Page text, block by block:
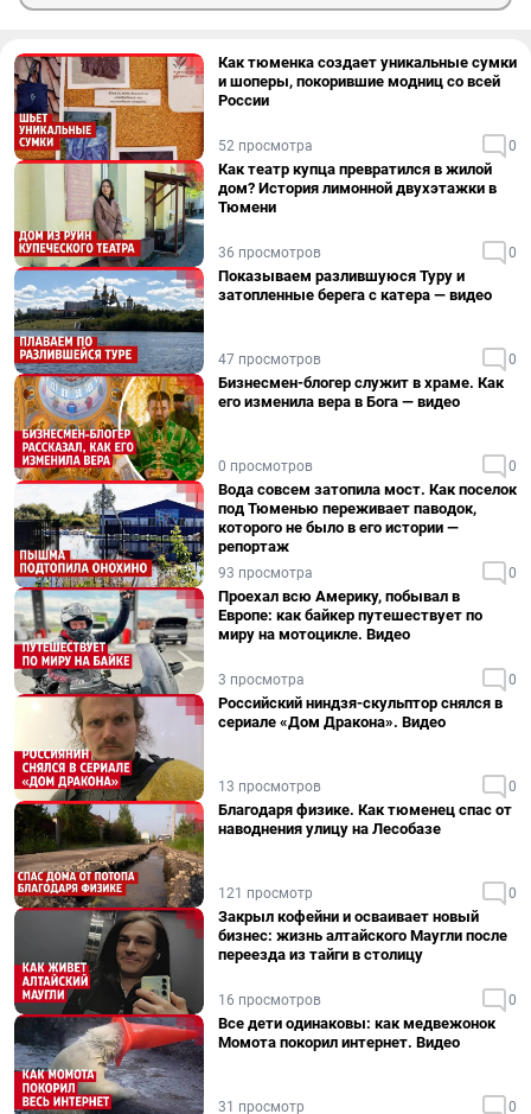
Как тюменка создает уникальные сумки
и шоперы, покорившие модниц со всей
России
52 просмотра 0
Как театр купца превратился в жилой
дом? История лимонной двухэтажки в
Тюмени
36 просмотров 0
Показываем разлившуюся Туру и
затопленные берега с катера — видео
47 просмотров 0
Бизнесмен-блогер служит в храме. Как
его изменила вера в Бога — видео
0 просмотров 0
Вода совсем затопила мост. Как поселок
под Тюменью переживает паводок,
которого не было в его истории —
репортаж
93 просмотра 0
Проехал всю Америку, побывал в
Европе: как байкер путешествует по
миру на мотоцикле. Видео
3 просмотра 0
Российский ниндзя-скульптор снялся в
сериале «Дом Дракона». Видео
13 просмотров 0
Благодаря физике. Как тюменец спас от
наводнения улицу на Лесобазе
121 просмотр 0
Закрыл кофейни и осваивает новый
бизнес: жизнь алтайского Маугли после
переезда из тайги в столицу
16 просмотров 0
Все дети одинаковы: как медвежонок
Момота покорил интернет. Видео
31 просмотр 0